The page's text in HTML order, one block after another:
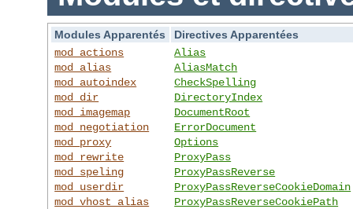
Modules Apparentés
Directives Apparentées
mod_actions
mod_alias
mod_autoindex
mod_dir
mod_imagemap
mod_negotiation
mod_proxy
mod_rewrite
mod_speling
mod_userdir
mod_vhost_alias
Alias
AliasMatch
CheckSpelling
DirectoryIndex
DocumentRoot
ErrorDocument
Options
ProxyPass
ProxyPassReverse
ProxyPassReverseCookieDomain
ProxyPassReverseCookiePath